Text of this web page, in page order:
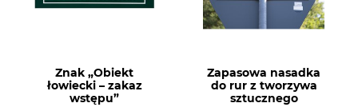
Znak „Obiekt
łowiecki – zakaz
wstępu”
Zapasowa nasadka
do rur z tworzywa
sztucznego